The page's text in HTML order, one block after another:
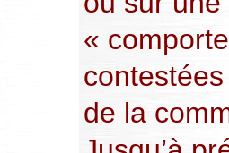
«
de la